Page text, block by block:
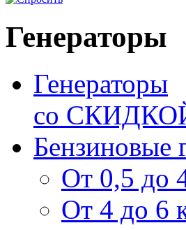
Генераторы
Генераторы
со
Бензиновые
От 0,5 до
От 4 до 6